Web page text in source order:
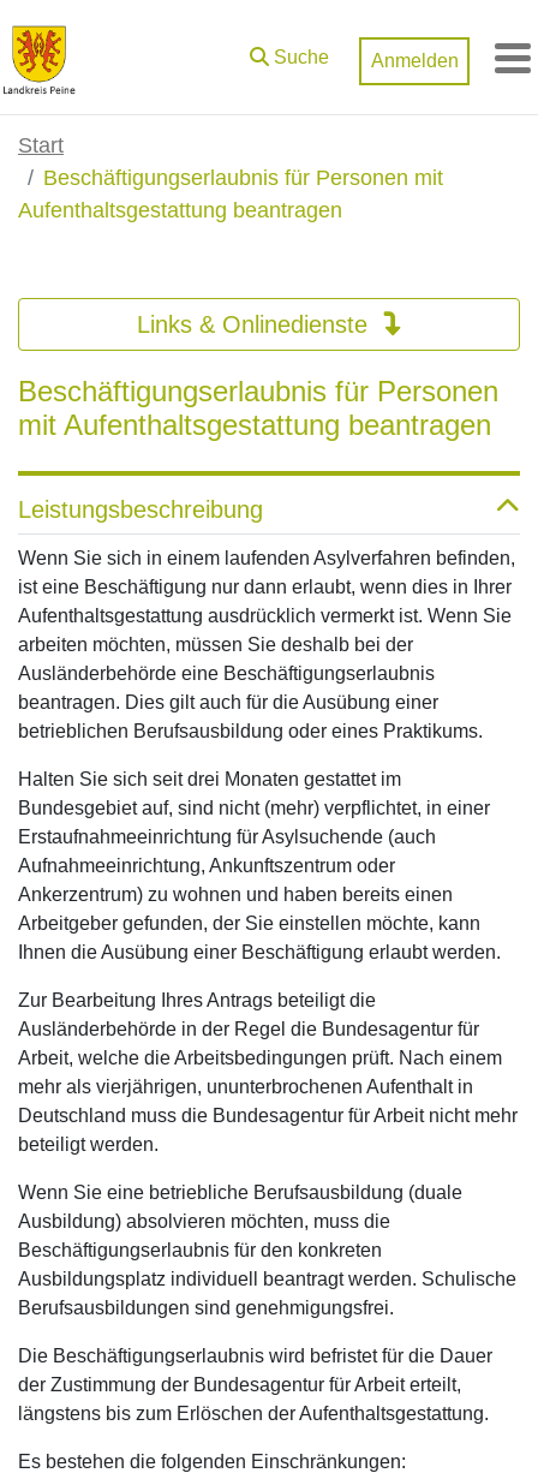
Zum Hauptinhalt springen
Suche Anmelden
Start
Beschäftigungserlaubnis für Personen mit
Aufenthaltsgestattung beantragen
Links & Onlinedienste
Beschäftigungserlaubnis für Personen
mit Aufenthaltsgestattung beantragen
Leistungsbeschreibung
Wenn Sie sich in einem laufenden Asylverfahren befinden,
ist eine Beschäftigung nur dann erlaubt, wenn dies in Ihrer
Aufenthaltsgestattung ausdrücklich vermerkt ist. Wenn Sie
arbeiten möchten, müssen Sie deshalb bei der
Ausländerbehörde eine Beschäftigungserlaubnis
beantragen. Dies gilt auch für die Ausübung einer
betrieblichen Berufsausbildung oder eines Praktikums.
Halten Sie sich seit drei Monaten gestattet im
Bundesgebiet auf, sind nicht (mehr) verpflichtet, in einer
Erstaufnahmeeinrichtung für Asylsuchende (auch
Aufnahmeeinrichtung, Ankunftszentrum oder
Ankerzentrum) zu wohnen und haben bereits einen
Arbeitgeber gefunden, der Sie einstellen möchte, kann
Ihnen die Ausübung einer Beschäftigung erlaubt werden.
Zur Bearbeitung Ihres Antrags beteiligt die
Ausländerbehörde in der Regel die Bundesagentur für
Arbeit, welche die Arbeitsbedingungen prüft. Nach einem
mehr als vierjährigen, ununterbrochenen Aufenthalt in
Deutschland muss die Bundesagentur für Arbeit nicht mehr
beteiligt werden.
Wenn Sie eine betriebliche Berufsausbildung (duale
Ausbildung) absolvieren möchten, muss die
Beschäftigungserlaubnis für den konkreten
Ausbildungsplatz individuell beantragt werden. Schulische
Berufsausbildungen sind genehmigungsfrei.
Die Beschäftigungserlaubnis wird befristet für die Dauer
der Zustimmung der Bundesagentur für Arbeit erteilt,
längstens bis zum Erlöschen der Aufenthaltsgestattung.
Es bestehen die folgenden Einschränkungen: